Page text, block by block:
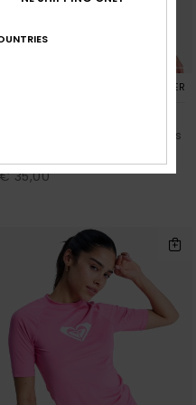
RECYCLED FIBER
Dames Zwart Rash vest met rits
€ 35,00